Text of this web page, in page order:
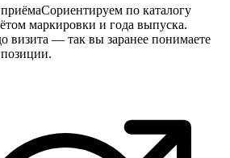
Сориентируем по каталогу
маркировки и года выпуска.
визита — так вы заранее понимаете